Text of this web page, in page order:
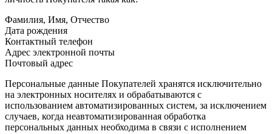
Фамилия, Имя, Отчество
Дата рождения
Контактный телефон
Адрес электронной почты
Почтовый адрес
Персональные данные Покупателей хранятся исключительно
на электронных носителях и обрабатываются с
использованием автоматизированных систем, за исключением
случаев, когда неавтоматизированная обработка
персональных данных необходима в связи с исполнением